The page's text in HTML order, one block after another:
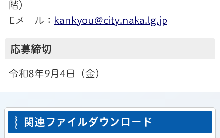
階）
Eメール：
kankyou@city.naka.lg.jp
応募締切
令和8年9月4日（金）
関連ファイルダウンロード